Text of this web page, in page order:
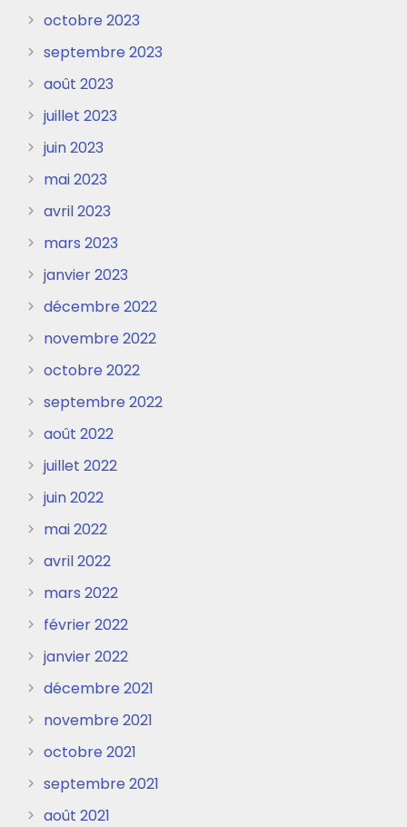
octobre 2023
septembre 2023
août 2023
juillet 2023
juin 2023
mai 2023
avril 2023
mars 2023
janvier 2023
décembre 2022
novembre 2022
octobre 2022
septembre 2022
août 2022
juillet 2022
juin 2022
mai 2022
avril 2022
mars 2022
février 2022
janvier 2022
décembre 2021
novembre 2021
octobre 2021
septembre 2021
août 2021